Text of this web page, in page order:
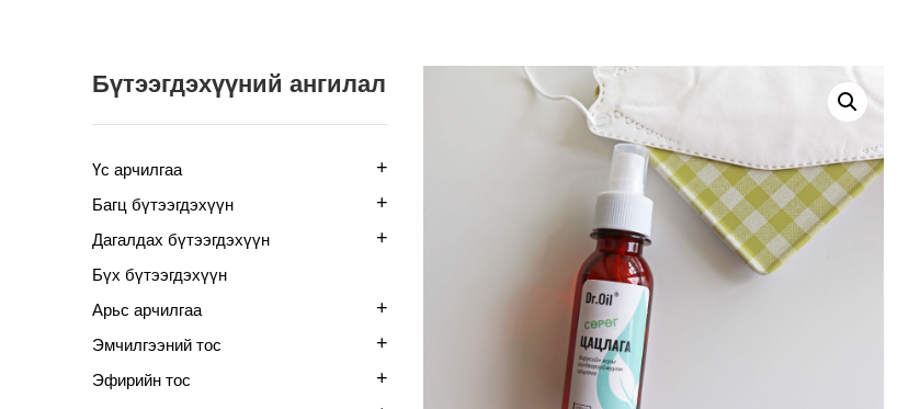
Бүтээгдэхүүний ангилал
Үс арчилгаа +
Багц бүтээгдэхүүн +
Дагалдах бүтээгдэхүүн +
Бүх бүтээгдэхүүн
Арьс арчилгаа
+
Эмчилгээний тос +
Эфирийн тос +